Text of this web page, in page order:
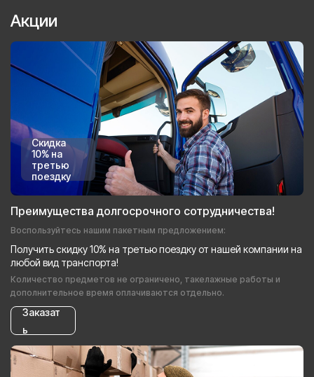
Акции
Скидка
10% на
третью
поездку
Преимущества долгосрочного сотрудничества!
Воспользуйтесь нашим пакетным предложением:
Получить скидку 10% на третью поездку от нашей компании на
любой вид транспорта!
Количество предметов не ограничено, такелажные работы и
дополнительное время оплачиваются отдельно.
Заказат
ь